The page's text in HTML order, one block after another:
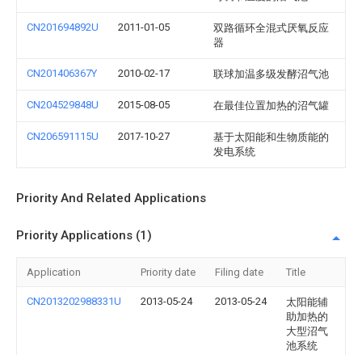
CN201694892U 2011-01-05
双路循环全混式厌氧反应
器
CN201406367Y 2010-02-17 联球加温多级发酵沼气池
CN204529848U 2015-08-05 在最佳位置加热的沼气罐
CN206591115U 2017-10-27
基于太阳能和生物质能的
发电系统
Priority And Related Applications
Priority Applications (1)
Application Priority date Filing date Title
CN2013202988331U 2013-05-24 2013-05-24
太阳能辅
助加热的
大型沼气
池系统